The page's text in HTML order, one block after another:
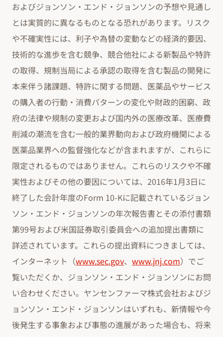
およびジョンソン・エンド・ジョンソンの予想や見通し
とは実質的に異なるものとなる恐れがあります。リスク
や不確実性には、利子や為替の変動などの経済的要因、
技術的な進歩を含む競争、競合他社による新製品や特許
の取得、規制当局による承認の取得を含む製品の開発に
本来伴う諸課題、特許に関する問題、医薬品やサービス
の購入者の行動・消費パターンの変化や財政的困窮、政
府の法律や規制の変更および国内外の医療改革、医療費
削減の潮流を含む一般的業界動向および政府機関による
医薬品業界への監督強化などが含まれますが、これらに
限定されるものではありません。これらのリスクや不確
実性およびその他の要因については、2016年1月3日に
終了した会計年度のForm 10-Kに記載されているジョン
ソン・エンド・ジョンソンの年次報告書とその添付書類
第99号および米国証券取引委員会への追加提出書類に
詳述されています。これらの提出資料につきましては、
インターネット（www.sec.gov、 www.jnj.com）でご
覧いただくか、ジョンソン・エンド・ジョンソンにお問
い合わせください。ヤンセンファーマ株式会社およびジ
ョンソン・エンド・ジョンソンはいずれも、新情報や今
後発生する事象および事態の進展があった場合も、将来